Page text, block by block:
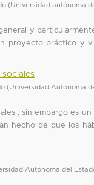
(Universidad autónoma
y
proyecto práctico y
sociales
(Universidad Autónoma
, sin embargo es
hecho de que los
Autónoma del